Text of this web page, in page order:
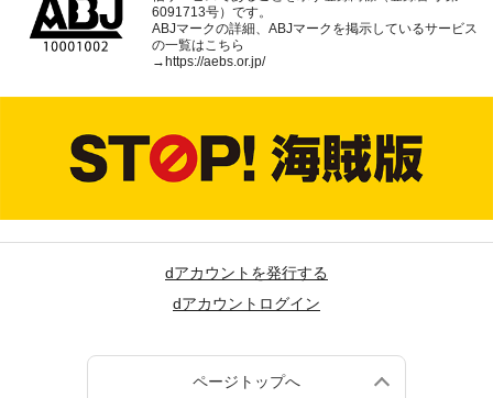
6091713号）です。
ABJマークの詳細、ABJマークを掲示しているサービス
の一覧はこちら
→ https://aebs.or.jp/
dアカウントを発行する
dアカウントログイン
ページトップへ